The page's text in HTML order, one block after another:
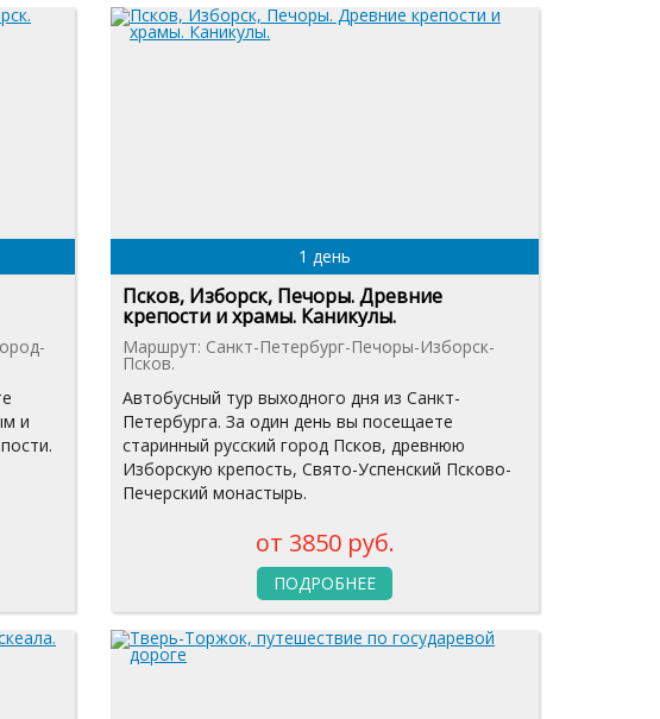
и
1 день
Псков, Изборск, Печоры. Древние
крепости и храмы. Каникулы.
Маршрут: Санкт-Петербург-Печоры-Изборск-
Псков.
Автобусный тур выходного дня из Санкт-
Петербурга. За один день вы посещаете
старинный русский город Псков, древнюю
Изборскую крепость, Свято-Успенский Псково-
Печерский монастырь.
от 3850 руб.
ПОДРОБНЕЕ